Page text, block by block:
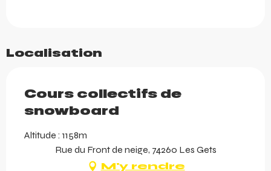
Localisation
Cours collectifs de
snowboard
Altitude : 1158m
Rue du Front de neige, 74260 Les Gets
M'y rendre